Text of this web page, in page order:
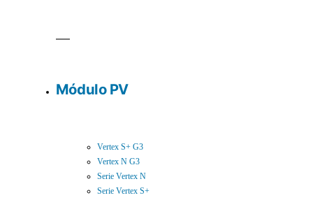
Módulo PV
Vertex S+ G3
Vertex N G3
Serie Vertex N
Serie Vertex S+